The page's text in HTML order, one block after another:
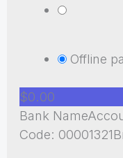
Offline
$0.00
Bank
Code: